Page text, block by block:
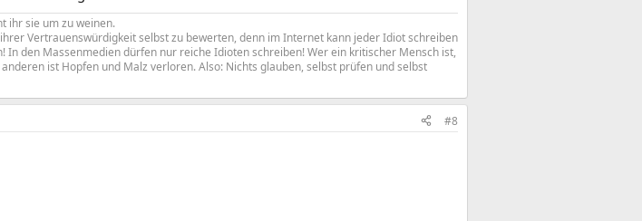
ihr sie um zu weinen.
Vertrauenswürdigkeit selbst zu bewerten, denn im Internet kann jeder Idiot schreiben
den Massenmedien dürfen nur reiche Idioten schreiben! Wer ein kritischer Mensch ist,
ist Hopfen und Malz verloren. Also: Nichts glauben, selbst prüfen und selbst
#8